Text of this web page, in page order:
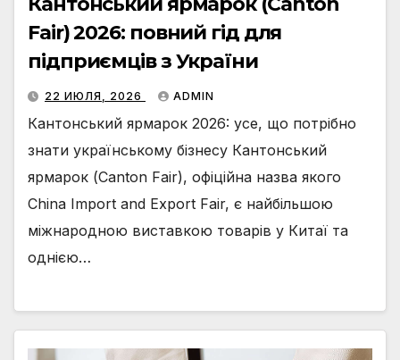
Fair) 2026: повний гід для
підприємців з України
22 ИЮЛЯ, 2026 ADMIN
Кантонський ярмарок 2026: усе, що потрібно
знати українському бізнесу Кантонський
ярмарок (Canton Fair), офіційна назва якого
China Import and Export Fair, є найбільшою
міжнародною виставкою товарів у Китаї та
однією…